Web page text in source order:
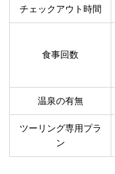
チェックアウト時間
食事回数
温泉の有無
ツーリング専用プラ
ン